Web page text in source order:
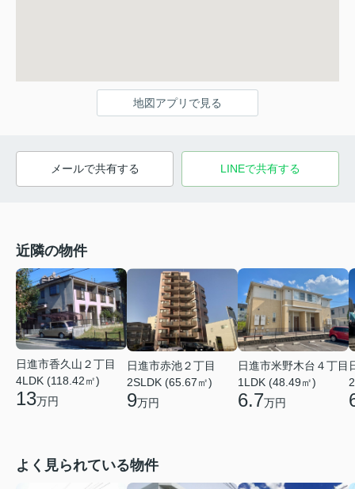
地図アプリで見る
メールで共有する LINEで共有する
近隣の物件
日進市香久山２丁目
4LDK (118.42㎡)
13万円
日進市赤池２丁目
2SLDK (65.67㎡)
9万円
日進市米野木台４丁目
1LDK (48.49㎡)
6.7万円
よく見られている物件